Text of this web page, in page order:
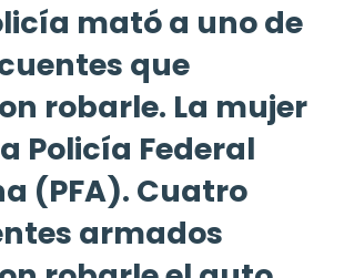
mató a uno de
que
robarle. La mujer
Policía Federal
(PFA). Cuatro
armados